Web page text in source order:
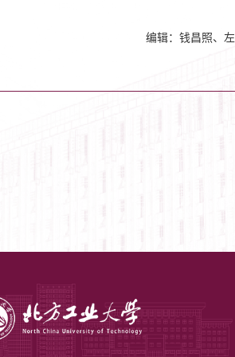
编辑：钱昌照、